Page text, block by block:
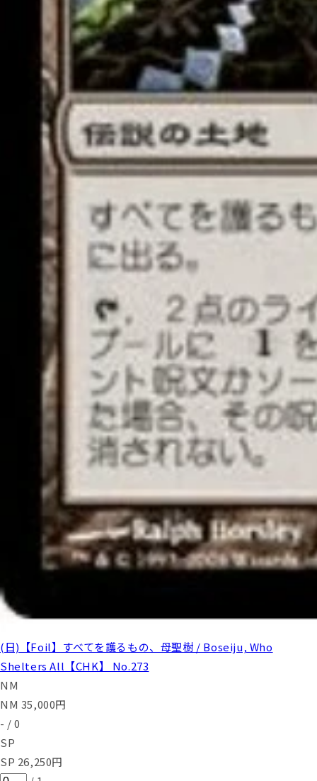
(日)【Foil】すべてを護るもの、母聖樹 / Boseiju, Who
Shelters All【CHK】 No.273
NM
NM 35,000円
- / 0
SP
SP 26,250円